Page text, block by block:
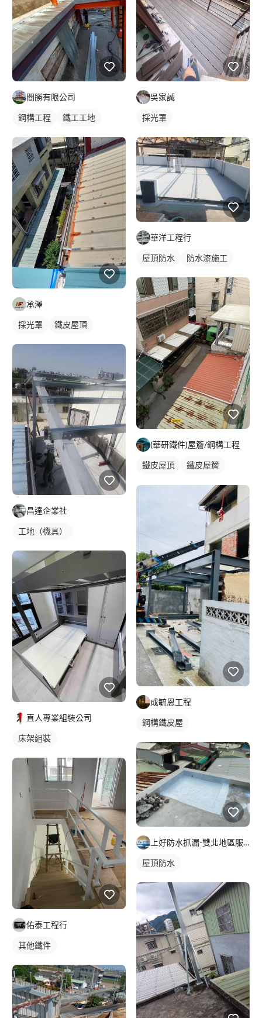
閤勝有限公司
鋼構工程 鐵工工地
承澤
採光罩 鐵皮屋頂
昌達企業社
工地（機具）
直人專業組裝公司
床架組裝
佑泰工程行
其他鐵件
吳家誠
採光罩
華洋工程行
屋頂防水 防水漆施工
(華研鐵件)屋簷/鋼構工程
鐵皮屋頂
鐵皮屋簷
成毓恩工程
鋼構鐵皮屋
上好防水抓漏-雙北地區服務
屋頂防水